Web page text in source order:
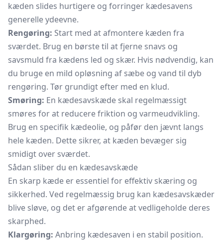
kæden slides hurtigere og forringer kædesavens
generelle ydeevne.
Rengøring: Start med at afmontere kæden fra
sværdet. Brug en børste til at fjerne snavs og
savsmuld fra kædens led og skær. Hvis nødvendig, kan
du bruge en mild opløsning af sæbe og vand til dyb
rengøring. Tør grundigt efter med en klud.
Smøring: En kædesavskæde skal regelmæssigt
smøres for at reducere friktion og varmeudvikling.
Brug en specifik kædeolie, og påfør den jævnt langs
hele kæden. Dette sikrer, at kæden bevæger sig
smidigt over sværdet.
Sådan sliber du en kædesavskæde
En skarp kæde er essentiel for effektiv skæring og
sikkerhed. Ved regelmæssig brug kan kædesavskæder
blive sløve, og det er afgørende at vedligeholde deres
skarphed.
Klargøring: Anbring kædesaven i en stabil position.